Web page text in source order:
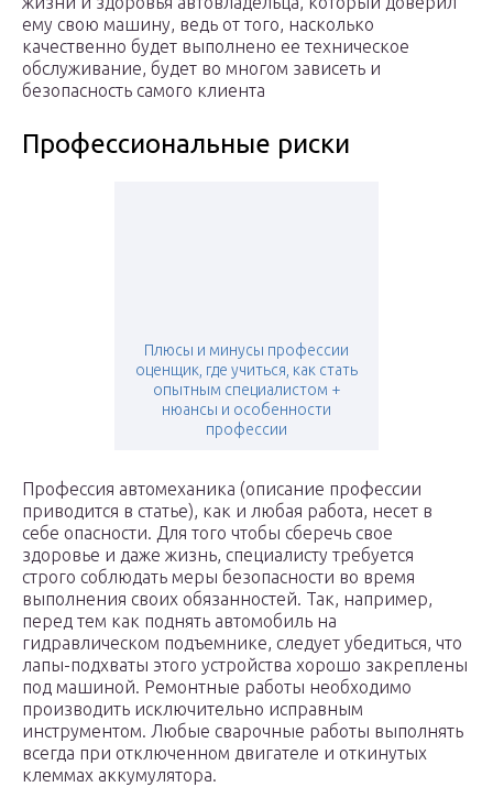
ему свою машину, ведь от того, насколько
качественно будет выполнено ее техническое
обслуживание, будет во многом зависеть и
безопасность самого клиента
Профессиональные риски
Плюсы и минусы профессии
оценщик, где учиться, как стать
опытным специалистом +
нюансы и особенности
профессии
Профессия автомеханика (описание профессии
приводится в статье), как и любая работа, несет в
себе опасности. Для того чтобы сберечь свое
здоровье и даже жизнь, специалисту требуется
строго соблюдать меры безопасности во время
выполнения своих обязанностей. Так, например,
перед тем как поднять автомобиль на
гидравлическом подъемнике, следует убедиться, что
лапы-подхваты этого устройства хорошо закреплены
под машиной. Ремонтные работы необходимо
производить исключительно исправным
инструментом. Любые сварочные работы выполнять
всегда при отключенном двигателе и откинутых
клеммах аккумулятора.